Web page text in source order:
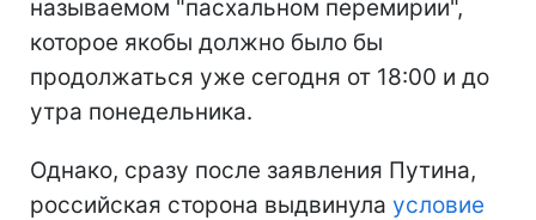
называемом "пасхальном перемирии",
которое якобы должно было бы
продолжаться уже сегодня от 18:00 и до
утра понедельника.
Однако, сразу после заявления Путина,
российская сторона выдвинула условие